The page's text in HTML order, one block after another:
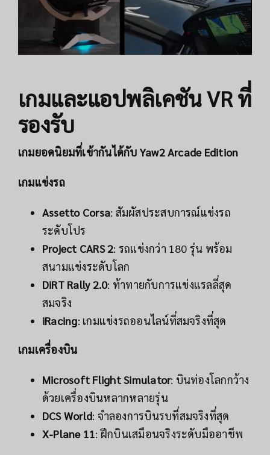
เกมและแอปพลิเคชัน VR ที่
รองรับ
เกมยอดนิยมที่เข้ากันได้กับ Yaw2 Arcade Edition
เกมแข่งรถ
Assetto Corsa: สัมผัสประสบการณ์แข่งรถ
ระดับโปร
Project CARS 2: รถแข่งกว่า 180 รุ่น พร้อม
สนามแข่งระดับโลก
DiRT Rally 2.0: ท้าทายกับการแข่งแรลลี่สุด
สมจริง
iRacing: เกมแข่งรถออนไลน์ที่สมจริงที่สุด
เกมเครื่องบิน
Microsoft Flight Simulator: บินท่องโลกกว้าง
ด้วยเครื่องบินหลากหลายรุ่น
DCS World: จำลองการบินรบที่สมจริงที่สุด
X-Plane 11: ฝึกบินเสมือนจริงระดับมืออาชีพ